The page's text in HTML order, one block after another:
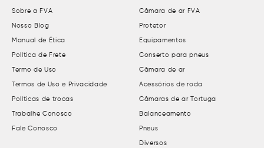
Sobre a FVA
Nosso Blog
Manual de Ética
Política de Frete
Termo de Uso
Termos de Uso e Privacidade
Políticas de trocas
Trabalhe Conosco
Fale Conosco
Câmara de ar FVA
Protetor
Equipamentos
Conserto para pneus
Câmara de ar
Acessórios de roda
Câmaras de ar Tortuga
Balanceamento
Pneus
Diversos